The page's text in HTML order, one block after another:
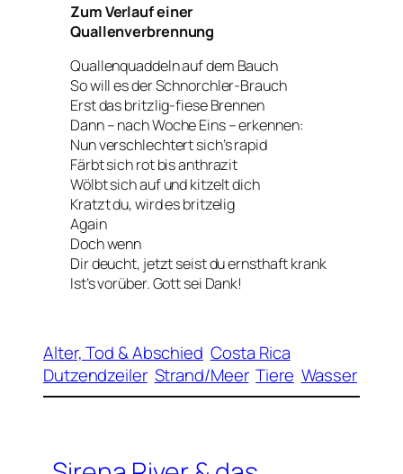
Zum Verlauf einer
Quallenverbrennung
Quallenquaddeln auf dem Bauch
So will es der Schnorchler-Brauch
Erst das britzlig-fiese Brennen
Dann – nach Woche Eins – erkennen:
Nun verschlechtert sich’s rapid
Färbt sich rot bis anthrazit
Wölbt sich auf und kitzelt dich
Kratzt du, wird es britzelig
Again
Doch wenn
Dir deucht, jetzt seist du ernsthaft krank
Ist’s vorüber. Gott sei Dank!
Alter, Tod & Abschied Costa Rica
Dutzendzeiler Strand/Meer Tiere Wasser